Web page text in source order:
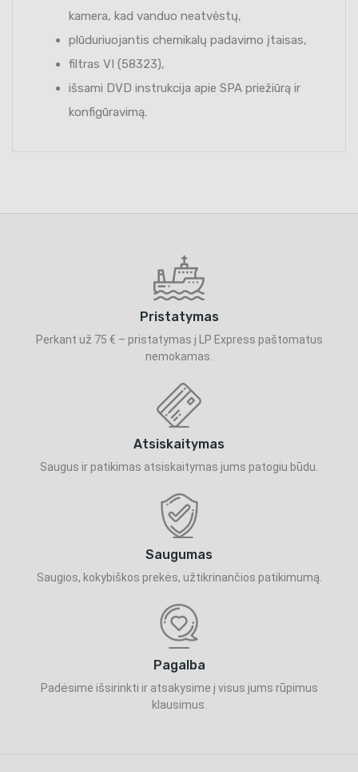
kamera, kad vanduo neatvėstų,
plūduriuojantis chemikalų padavimo įtaisas,
filtras VI (58323),
išsami DVD instrukcija apie SPA priežiūrą ir
konfigūravimą.
Pristatymas
Perkant už 75 € – pristatymas į LP Express paštomatus
nemokamas.
Atsiskaitymas
Saugus ir patikimas atsiskaitymas jums patogiu būdu.
Saugumas
Saugios, kokybiškos prekės, užtikrinančios patikimumą.
Pagalba
Padėsime išsirinkti ir atsakysime į visus jums rūpimus
klausimus.